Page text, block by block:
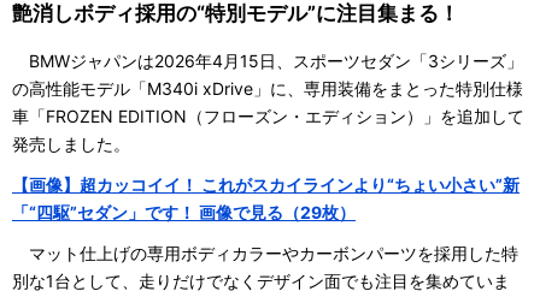
艶消しボディ採用の“特別モデル”に注目集まる！
BMWジャパンは2026年4月15日、スポーツセダン「3シリーズ」
の高性能モデル「M340i xDrive」に、専用装備をまとった特別仕様
車「FROZEN EDITION（フローズン・エディション）」を追加して
発売しました。
【画像】超カッコイイ！ これがスカイラインより“ちょい小さい”新
「“四駆”セダン」です！ 画像で見る（29枚）
マット仕上げの専用ボディカラーやカーボンパーツを採用した特
別な1台として、走りだけでなくデザイン面でも注目を集めていま